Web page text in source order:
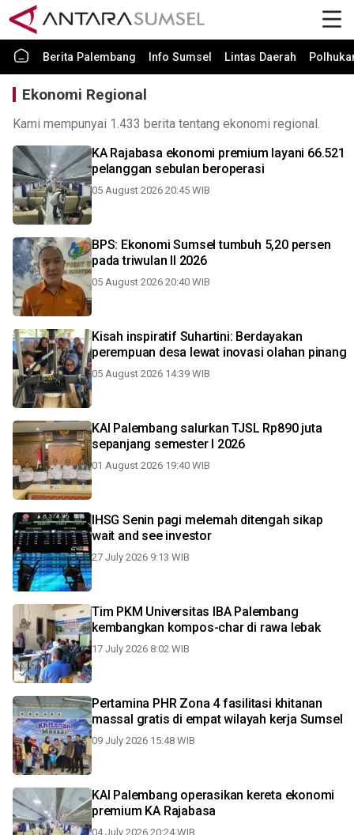
Berita Palembang Info Sumsel Lintas Daerah
Ekonomi Regional
Kami mempunyai 1.433 berita tentang ekonomi regional.
KA Rajabasa ekonomi premium layani 66.521
pelanggan sebulan beroperasi
05 August 2026 20:45 WIB
BPS: Ekonomi Sumsel tumbuh 5,20 persen
pada triwulan II 2026
05 August 2026 20:40 WIB
Kisah inspiratif Suhartini: Berdayakan
perempuan desa lewat inovasi olahan pinang
05 August 2026 14:39 WIB
KAI Palembang salurkan TJSL Rp890 juta
sepanjang semester I 2026
01 August 2026 19:40 WIB
IHSG Senin pagi melemah ditengah sikap
wait and see investor
27 July 2026 9:13 WIB
Tim PKM Universitas IBA Palembang
kembangkan kompos-char di rawa lebak
17 July 2026 8:02 WIB
Pertamina PHR Zona 4 fasilitasi khitanan
massal gratis di empat wilayah kerja Sumsel
09 July 2026 15:48 WIB
KAI Palembang operasikan kereta ekonomi
premium KA Rajabasa
04 July 2026 20:24 WIB